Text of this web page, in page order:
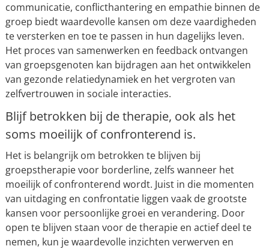
communicatie, conflicthantering en empathie binnen de
groep biedt waardevolle kansen om deze vaardigheden
te versterken en toe te passen in hun dagelijks leven.
Het proces van samenwerken en feedback ontvangen
van groepsgenoten kan bijdragen aan het ontwikkelen
van gezonde relatiedynamiek en het vergroten van
zelfvertrouwen in sociale interacties.
Blijf betrokken bij de therapie, ook als het
soms moeilijk of confronterend is.
Het is belangrijk om betrokken te blijven bij
groepstherapie voor borderline, zelfs wanneer het
moeilijk of confronterend wordt. Juist in die momenten
van uitdaging en confrontatie liggen vaak de grootste
kansen voor persoonlijke groei en verandering. Door
open te blijven staan voor de therapie en actief deel te
nemen, kun je waardevolle inzichten verwerven en